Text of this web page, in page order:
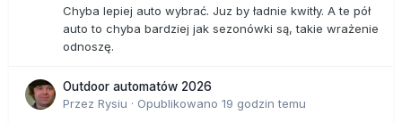
Chyba lepiej auto wybrać. Juz by ładnie kwitły. A te pół
auto to chyba bardziej jak sezonówki są, takie wrażenie
odnoszę.
Outdoor automatów 2026
Przez Rysiu · Opublikowano 19 godzin temu